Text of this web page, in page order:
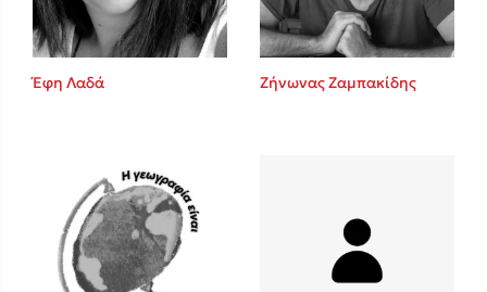
Έφη Λαδά Ζήνωνας Ζαμπακίδης